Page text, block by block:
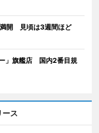
開 見頃は3週間ほど
」旗艦店 国内2番目規
ース